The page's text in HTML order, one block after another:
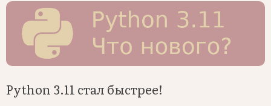
Python 3.11 стал быстрее!